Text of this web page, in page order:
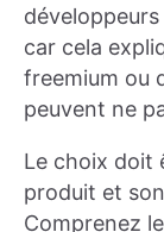
car cela
freemium ou
peuvent ne
Le choix doit
produit et
Comprenez